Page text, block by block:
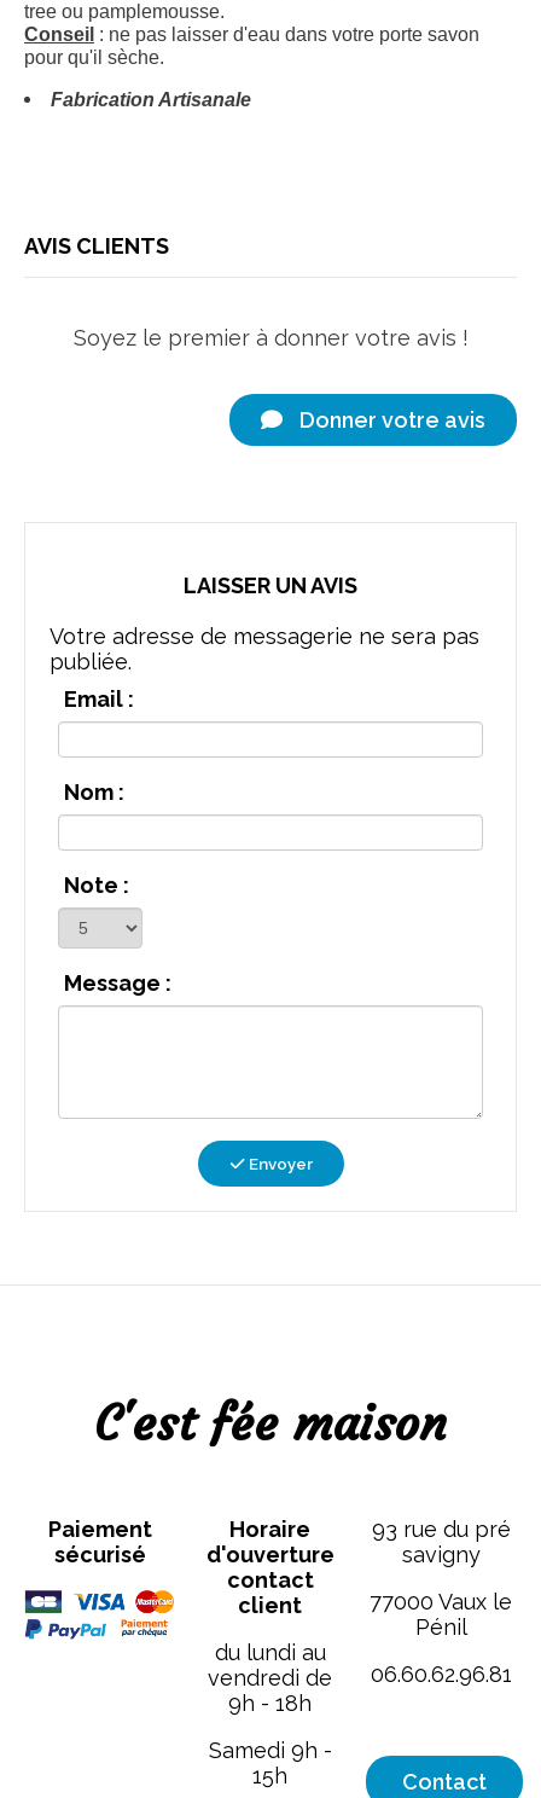
tree ou pamplemousse.⠀
Conseil : ne pas laisser d'eau dans votre porte savon
pour qu'il sèche.
Fabrication Artisanale
AVIS CLIENTS
Soyez le premier à donner votre avis !
Donner votre avis
LAISSER UN AVIS
Votre adresse de messagerie ne sera pas
publiée.
Email :
Nom :
Note :
Message :
Envoyer
C'est fée maison
Paiement
sécurisé
Horaire
d'ouverture
contact
client
du lundi au
vendredi de
9h - 18h
Samedi 9h -
15h
93 rue du pré
savigny
77000 Vaux le
Pénil
06.60.62.96.81
Contact